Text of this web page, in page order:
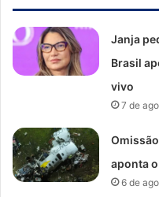
Janja
Brasil
vivo
7 de
aponta
6 de